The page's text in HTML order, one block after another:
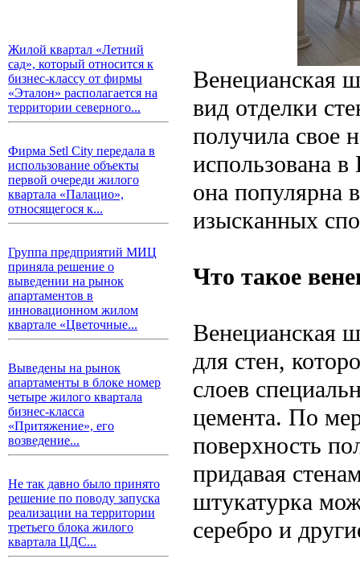
Жилой квартал «Летний
сад», который относится к
бизнес-классу от фирмы
«Эталон» располагается на
территории северного...
Фирма Setl City передала в
использование объекты
первой очереди жилого
квартала «Палацио»,
относящегося к...
Группа предприятий МИЦ
приняла решение о
выведении на рынок
апартаментов в
инновационном жилом
квартале «Цветочные...
Выведены на рынок
апартаменты в блоке номер
четыре жилого квартала
бизнес-класса
«Притяжение», его
возведение...
Не так давно было принято
решение по поводу запуска
реализации на территории
третьего блока жилого
квартала ЦДС...
Венецианская
вид отделки
получила свое
использована
она популярна
изысканных
Что такое
Венецианская
для стен,
слоев
цемента. По
поверхность
придавая
штукатурка
серебро и